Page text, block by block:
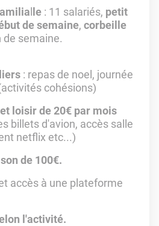
le : 11 salariés, petit
de semaine, corbeille
de semaine.
: repas de noel, journée
cohésions)
loisir de 20€ par mois
billets d'avion, accès salle
netflix etc...)
de 100€.
accès à une plateforme
l'activité.